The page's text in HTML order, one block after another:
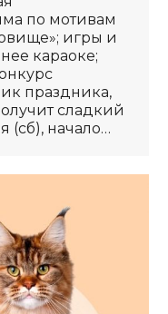
по мотивам
игры и
караоке;
праздника,
сладкий
(сб), начало…